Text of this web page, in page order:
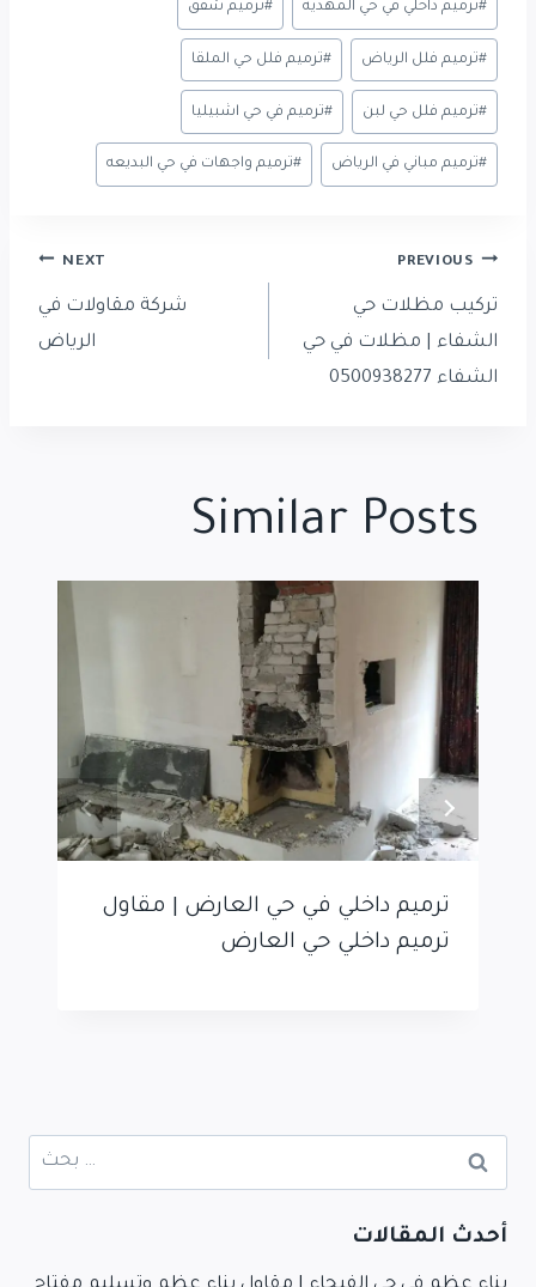
#ترميم داخلي في حي المهديه #ترميم شقق
#ترميم فلل الرياض #ترميم فلل حي الملقا
#ترميم فلل حي لبن #ترميم في حي اشبيليا
#ترميم مباني في الرياض #ترميم واجهات في حي البديعه
تصفّح
المقالات
PREVIOUS
تركيب مظلات حي
الشفاء | مظلات في حي
الشفاء 0500938277
NEXT
شركة مقاولات في
الرياض
Similar Posts
ترميم داخلي في حي العارض | مقاول
ترميم داخلي حي العارض
البحث
عن:
أحدث المقالات